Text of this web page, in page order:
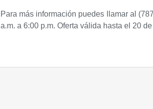
Para más información puedes llamar al
a.m. a 6:00 p.m. Oferta válida hasta el 20